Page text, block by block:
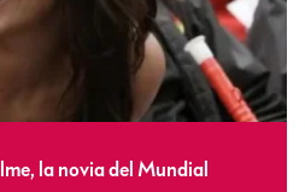
la novia del Mundial